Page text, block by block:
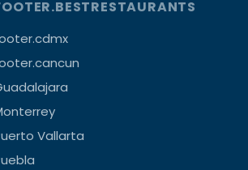
Vallarta